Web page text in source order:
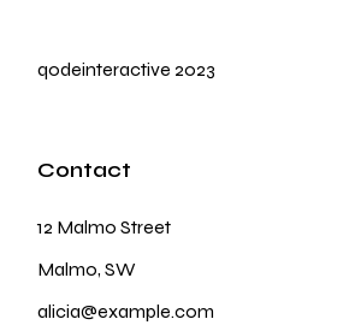
qodeinteractive 2023
Contact
12 Malmo Street
Malmo, SW
alicia@example.com